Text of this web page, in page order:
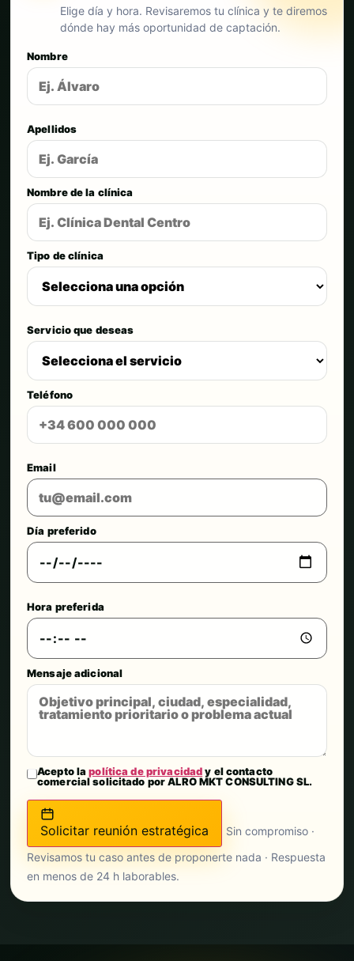
Elige día y hora. Revisaremos tu clínica y te diremos
dónde hay más oportunidad de captación.
Nombre
Apellidos
Nombre de la clínica
Tipo de clínica
Servicio que deseas
Teléfono
Email
Día preferido
Hora preferida
Mensaje adicional
Acepto lapolítica de privacidady el contacto
comercial solicitado por ALRO MKT CONSULTING SL.
Solicitar reunión estratégica
Sin compromiso ·
Revisamos tu caso antes de proponerte nada · Respuesta
en menos de 24 h laborables.